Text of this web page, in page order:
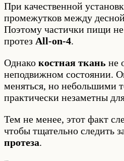
При качественной
промежутков между
Поэтому частички пищи не
протез All-on-4.
Однако костная ткань не
неподвижном состоянии.
меняться, но небольшими
практически незаметны
Тем не менее, этот факт
чтобы тщательно следить
протеза.